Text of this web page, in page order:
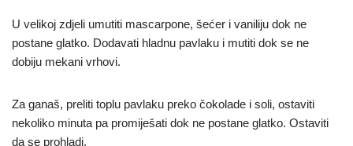
U velikoj zdjeli umutiti mascarpone, šećer i vaniliju dok ne
postane glatko. Dodavati hladnu pavlaku i mutiti dok se ne
dobiju mekani vrhovi.
Za ganaš, preliti toplu pavlaku preko čokolade i soli, ostaviti
nekoliko minuta pa promiješati dok ne postane glatko. Ostaviti
da se prohladi.